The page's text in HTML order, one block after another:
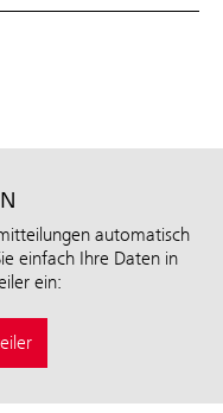
automatisch
einfach Ihre Daten in
ein: